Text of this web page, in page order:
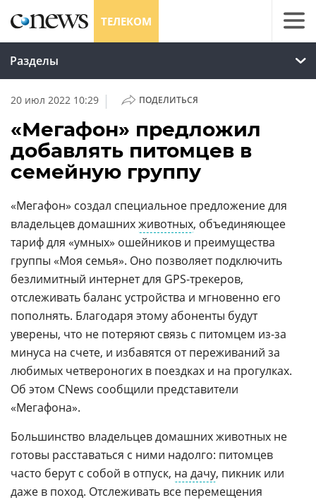
ТЕЛЕКОМ
Разделы
20 июл 2022 10:29 | ПОДЕЛИТЬСЯ
«Мегафон» предложил
добавлять питомцев в
семейную группу
«Мегафон» создал специальное предложение для
владельцев домашнихживотных, объединяющее
тариф для «умных» ошейников и преимущества
группы «Моя семья». Оно позволяет подключить
безлимитный интернет для GPS-трекеров,
отслеживать баланс устройства и мгновенно его
пополнять. Благодаря этому абоненты будут
уверены, что не потеряют связь с питомцем из-за
минуса на счете, и избавятся от переживаний за
любимых четвероногих в поездках и на прогулках.
Об этом CNews сообщили представители
«Мегафона».
Большинство владельцев домашних животных не
готовы расставаться с ними надолго: питомцев
часто берут с собой в отпуск, на дачу, пикник или
даже в поход. Отслеживать все перемещения